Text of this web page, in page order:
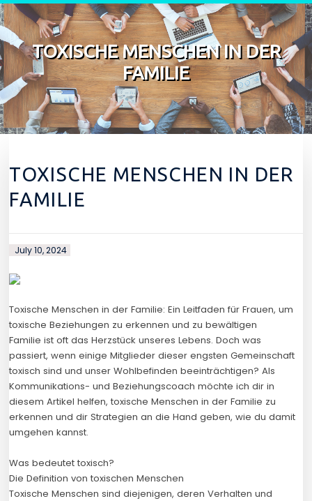
Skip to content
TOXISCHE MENSCHEN IN DER
FAMILIE
TOXISCHE MENSCHEN IN DER
FAMILIE
July 10, 2024
Toxische Menschen in der Familie: Ein Leitfaden für Frauen, um
toxische Beziehungen zu erkennen und zu bewältigen
Familie ist oft das Herzstück unseres Lebens. Doch was
passiert, wenn einige Mitglieder dieser engsten Gemeinschaft
toxisch sind und unser Wohlbefinden beeinträchtigen? Als
Kommunikations- und Beziehungscoach möchte ich dir in
diesem Artikel helfen, toxische Menschen in der Familie zu
erkennen und dir Strategien an die Hand geben, wie du damit
umgehen kannst.
Was bedeutet toxisch?
Die Definition von toxischen Menschen
Toxische Menschen sind diejenigen, deren Verhalten und